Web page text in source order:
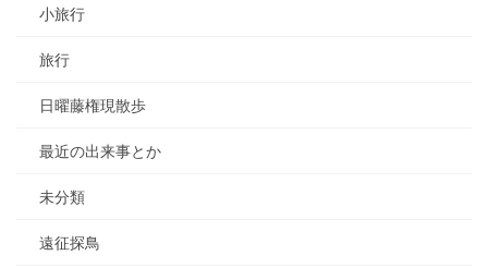
小旅行
旅行
日曜藤権現散歩
最近の出来事とか
未分類
遠征探鳥